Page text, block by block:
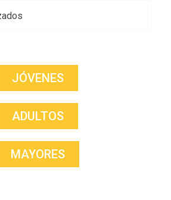
JÓVENES
ADULTOS
MAYORES